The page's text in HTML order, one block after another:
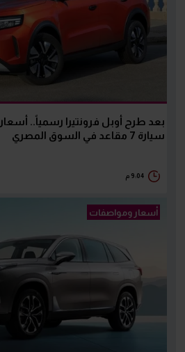
بعد طرح أوبل فرونتيرا رسمياً..
سيارة 7 مقاعد في السوق المصري
9:04 م
أسعار ومواصفات